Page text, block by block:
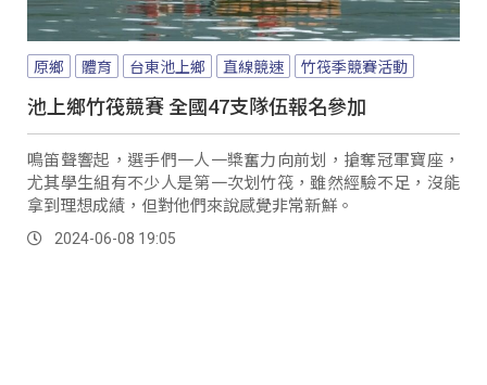
原鄉 體育 台東池上鄉 直線競速 竹筏季競賽活動
池上鄉竹筏競賽 全國47支隊伍報名參加
鳴笛聲響起，選手們一人一槳奮力向前划，搶奪冠軍寶座，
尤其學生組有不少人是第一次划竹筏，雖然經驗不足，沒能
拿到理想成績，但對他們來說感覺非常新鮮。
2024-06-08 19:05